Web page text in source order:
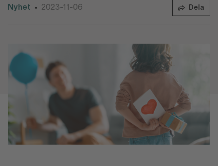
Nyhet • 2023-11-06 Dela